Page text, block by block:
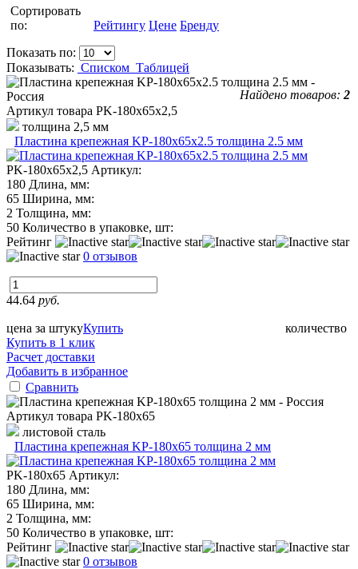
Сортировать
по:
Рейтингу Цене Бренду
Показать по:
Показывать: Списком Таблицей
Найдено товаров: 2
Артикул товара PK-180х65x2,5
толщина 2,5 мм
Пластина крепежная KP-180х65x2.5 толщина 2.5 мм
PK-180х65x2,5 Артикул:
180 Длина, мм:
65 Ширина, мм:
2 Толщина, мм:
50 Количество в упаковке, шт:
Рейтинг
0 отзывов
44.64 руб.
цена за штуку количество
Купить
Купить в 1 клик
Расчет доставки
Добавить в избранное
Сравнить
Артикул товара PK-180х65
листовой сталь
Пластина крепежная KP-180х65 толщина 2 мм
PK-180х65 Артикул:
180 Длина, мм:
65 Ширина, мм:
2 Толщина, мм:
50 Количество в упаковке, шт:
Рейтинг
0 отзывов